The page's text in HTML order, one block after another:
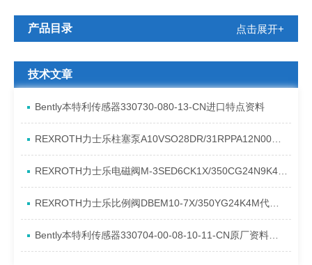
产品目录 点击展开+
技术文章
Bently本特利传感器330730-080-13-CN进口特点资料
REXROTH力士乐柱塞泵A10VSO28DR/31RPPA12N00产品资料简介
REXROTH力士乐电磁阀M-3SED6CK1X/350CG24N9K4进口现货介绍
REXROTH力士乐比例阀DBEM10-7X/350YG24K4M代理资料
Bently本特利传感器330704-00-08-10-11-CN原厂资料介绍